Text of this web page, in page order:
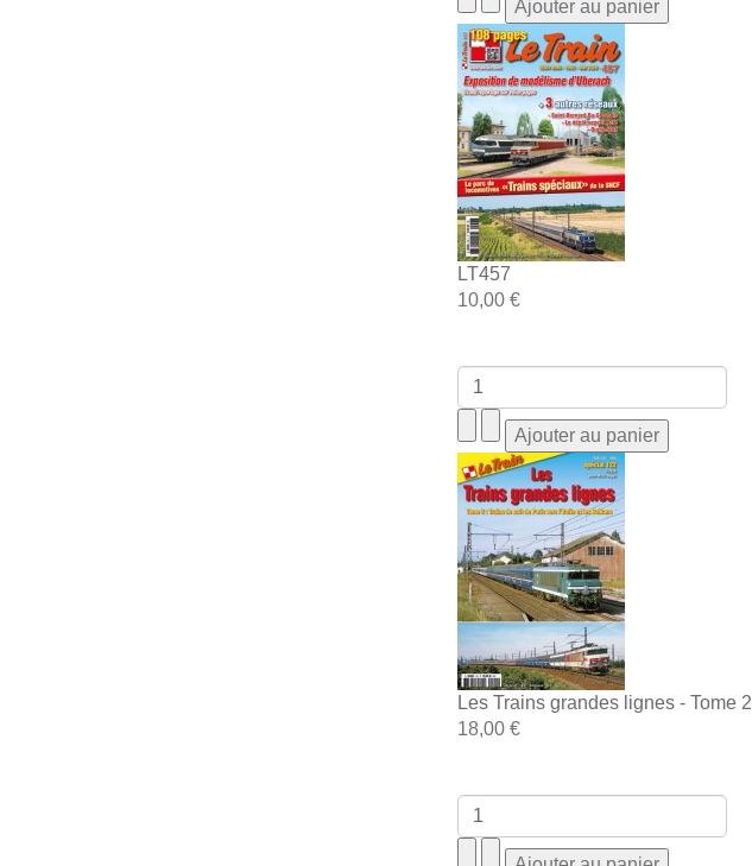
LT457
10,00 €
Les Trains grandes lignes - Tome 2
18,00 €